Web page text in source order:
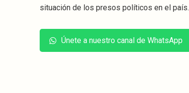
situación de los presos políticos en el país.
Únete a nuestro canal de WhatsApp